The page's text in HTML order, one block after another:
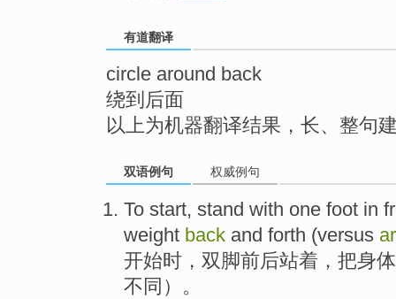
有道翻译
circle around back
绕到后面
以上为机器翻译结果，长、整句
双语例句 权威例句
To start, stand with one foot in
weight back and forth (versus
开始时， 双脚前后站着，把身体
不同）。